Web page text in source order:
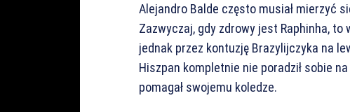
Alejandro Balde często musiał mierzyć
Zazwyczaj, gdy zdrowy jest Raphinha, to
jednak przez kontuzję Brazylijczyka na
Hiszpan kompletnie nie poradził sobie
pomagał swojemu koledze.